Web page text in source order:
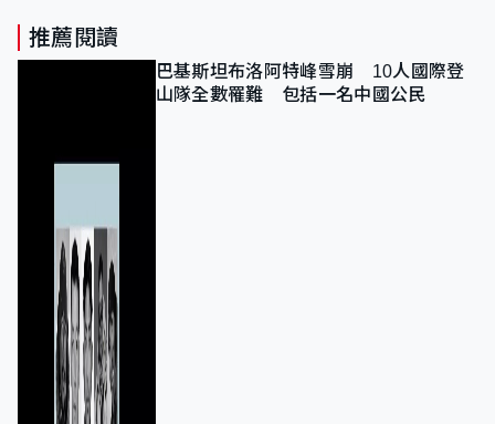
推薦閱讀
巴基斯坦布洛阿特峰雪崩 10人國際登
山隊全數罹難 包括一名中國公民